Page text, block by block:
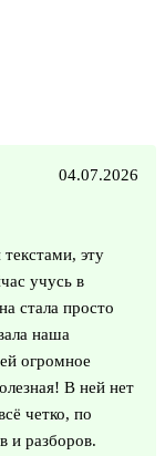
04.07.2026
эту
учусь в
стала просто
наша
огромное
В ней нет
четко, по
и разборов.